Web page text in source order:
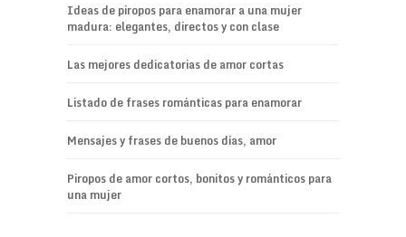
Ideas de piropos para enamorar a una mujer
madura: elegantes, directos y con clase
Las mejores dedicatorias de amor cortas
Listado de frases románticas para enamorar
Mensajes y frases de buenos días, amor
Piropos de amor cortos, bonitos y románticos para
una mujer